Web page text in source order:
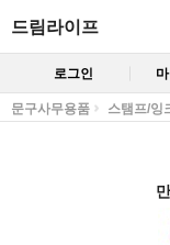
드림라이프
로그인
문구사무용품 스탬프/잉